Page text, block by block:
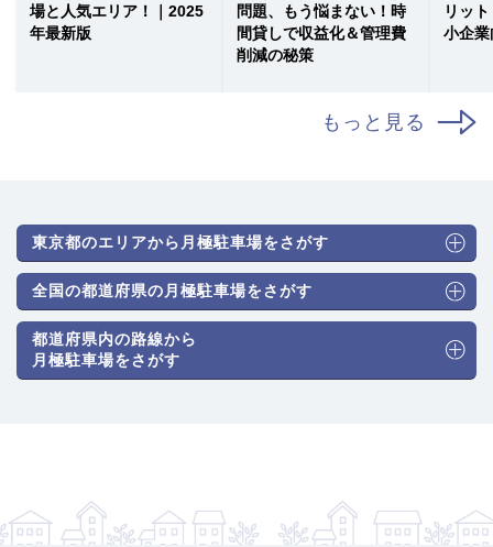
場と人気エリア！｜2025
年最新版
問題、もう悩まない！時
間貸しで収益化＆管理費
削減の秘策
リッ
小企
もっと見る
東京都のエリアから月極駐車場をさがす
全国の都道府県の月極駐車場をさがす
都道府県内の路線から
月極駐車場をさがす